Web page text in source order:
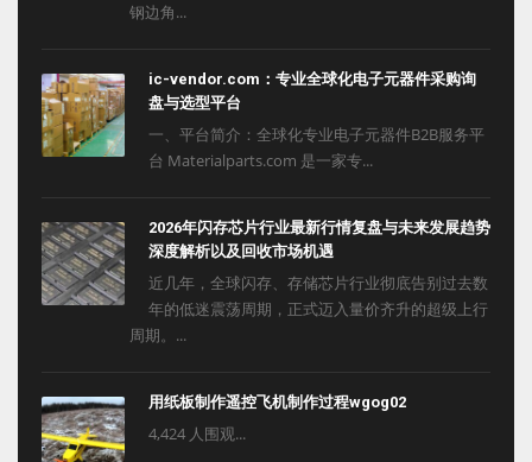
钢边角...
ic-vendor.com：专业全球化电子元器件采购询
盘与选型平台
一、平台简介：全球化专业电子元器件B2B服务平
台 Materialparts.com 是一家专...
2026年闪存芯片行业最新行情复盘与未来发展趋势
深度解析以及回收市场机遇
近几年，全球闪存、存储芯片行业彻底告别过去数
年的低迷震荡周期，正式迈入量价齐升的超级上行
周期。...
用纸板制作遥控飞机制作过程wgog02
4,424 人围观...